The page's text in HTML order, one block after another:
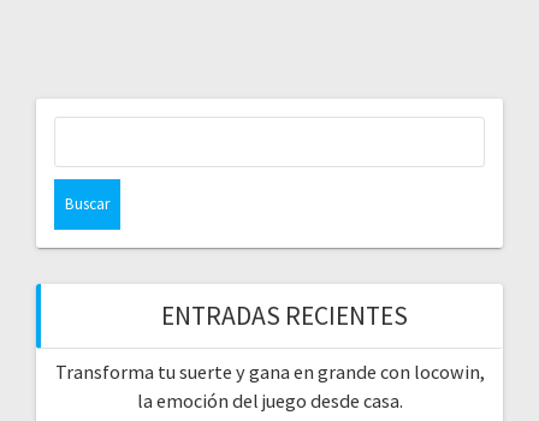
ENTRADAS RECIENTES
Transforma tu suerte y gana en grande con locowin,
la emoción del juego desde casa.